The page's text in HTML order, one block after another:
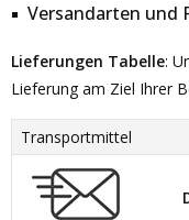
Versandarten und
Lieferungen Tabelle:
Lieferung am Ziel Ihrer
Transportmittel